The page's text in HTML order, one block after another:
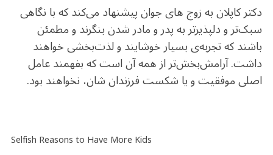
دکتر کاپلان به زوج های جوان پیشنهاد می‌کند که با نگاهی
سبک‌تر و دلپذیرتر به پدر و مادر شدن بنگرند و مطمئن
باشند که تجربه‌ی بسیار خوشایند و لذت‌بخشی خواهند
داشت. آرامش‌بخش‌تر از همه آن است که بفهمند عامل
اصلی موفقیت و یا شکست فرزندان شان، نخواهند بود.